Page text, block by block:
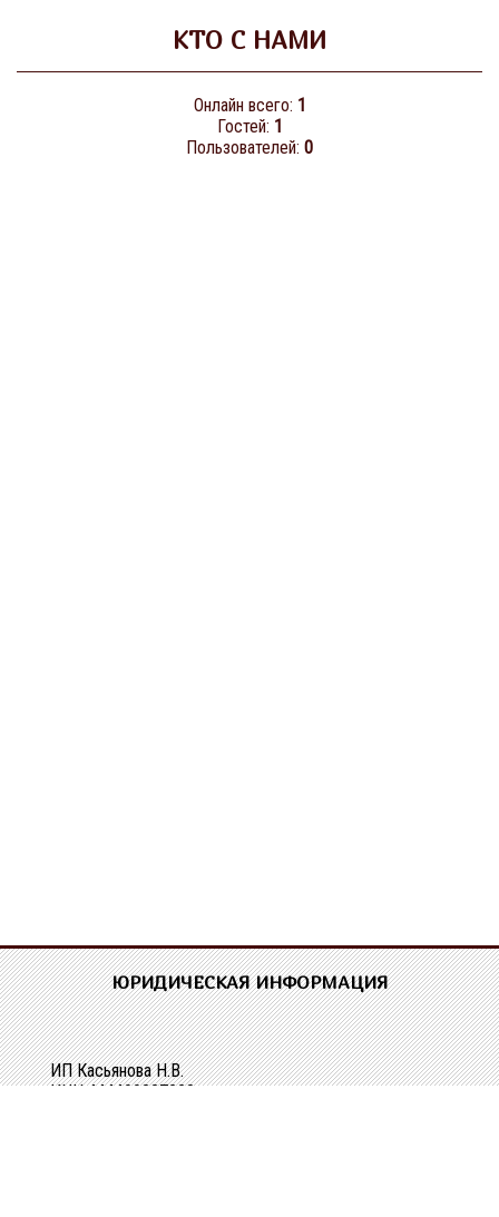
КТО С НАМИ
Онлайн всего: 1
Гостей: 1
Пользователей: 0
ЮРИДИЧЕСКАЯ ИНФОРМАЦИЯ
ИП Касьянова Н.В.
ИНН 444400337228